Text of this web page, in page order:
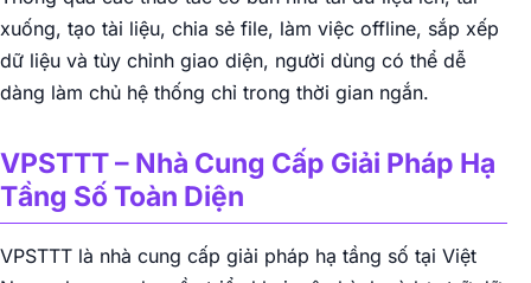
xuống, tạo tài liệu, chia sẻ file, làm việc offline, sắp xếp
dữ liệu và tùy chỉnh giao diện, người dùng có thể dễ
dàng làm chủ hệ thống chỉ trong thời gian ngắn.
VPSTTT – Nhà Cung Cấp Giải Pháp Hạ
Tầng Số Toàn Diện
VPSTTT là nhà cung cấp giải pháp hạ tầng số tại Việt